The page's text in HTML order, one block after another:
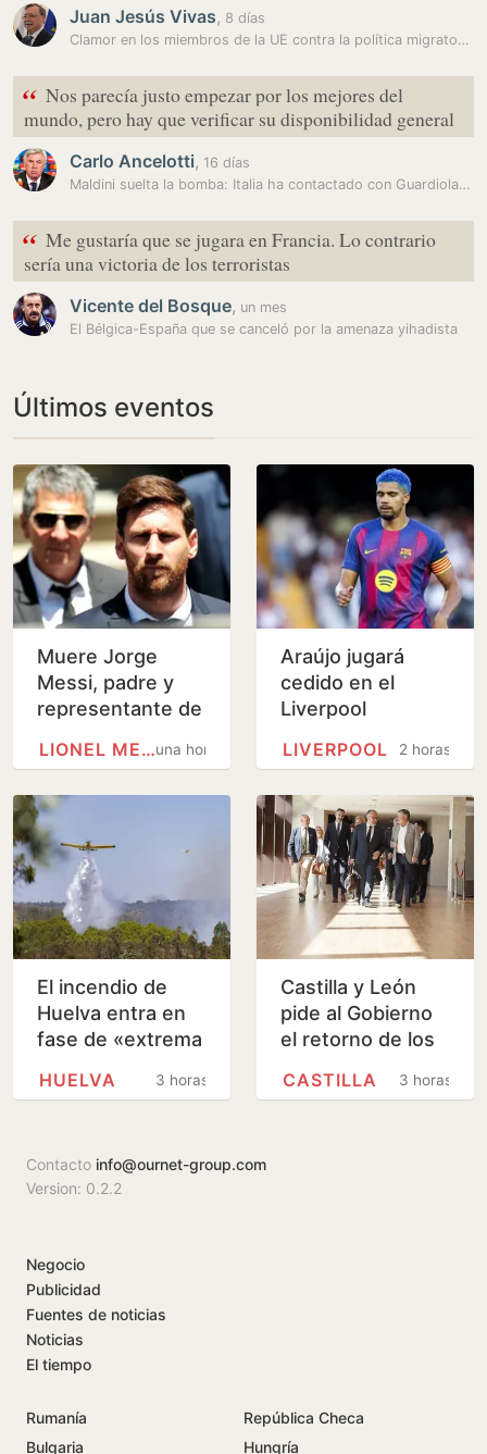
Juan Jesús Vivas, 8 días
Clamor en los miembros de la UE contra la política migratoria de…
“ Nos parecía justo empezar por los mejores del
mundo, pero hay que verificar su disponibilidad general
Carlo Ancelotti, 16 días
Maldini suelta la bomba: Italia ha contactado con Guardiola... ¡y con…
“ Me gustaría que se jugara en Francia. Lo contrario
sería una victoria de los terroristas
Vicente del Bosque, un mes
El Bélgica-España que se canceló por la amenaza yihadista
Últimos eventos
Muere Jorge
Messi, padre y
representante de
68 años
una hora
LIONEL MESSI
Araújo jugará
cedido en el
Liverpool
2 horas
LIVERPOOL
El incendio de
Huelva entra en
fase de «extrema
los cambios de3 horas
HUELVA
Castilla y León
pide al Gobierno
el retorno de los
Marruecos desde
3 horas
CASTILLA
Contacto info@ournet-group.com
Version: 0.2.2
Negocio
Publicidad
Fuentes de noticias
Noticias
El tiempo
Rumanía
República Checa
Bulgaria
Hungría